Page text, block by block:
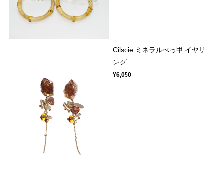
Cilsoie ミネラルべっ甲 イヤリ
ング
¥6,050